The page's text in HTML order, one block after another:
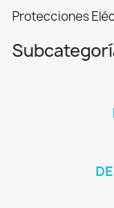
Protecciones